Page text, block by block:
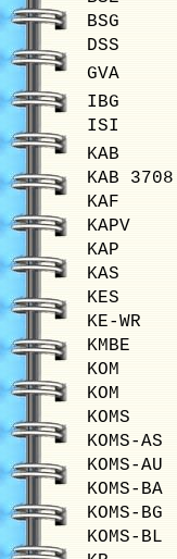
BSG
DSS
GVA
IBG
ISI
KAB
KAB 3708
KAF
KAPV
KAP
KAS
KES
KE-WR
KMBE
KOM
KOM
KOMS
KOMS-AS
KOMS-AU
KOMS-BA
KOMS-BG
KOMS-BL